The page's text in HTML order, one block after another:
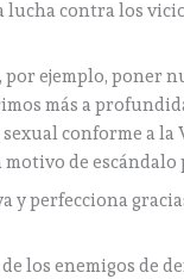
lucha contra los
ejemplo, poner
más a
conforme a la
de escándalo
y perfecciona
los enemigos de